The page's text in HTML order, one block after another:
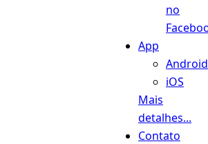
no
App
Android
iOS
Mais
detalhes...
Contato